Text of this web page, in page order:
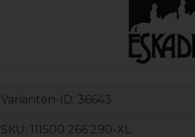
Varianten-ID: 36643
SKU: 111500 266 290-XL